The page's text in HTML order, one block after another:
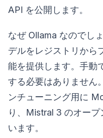
API を公開します。
なぜ Ollama なのでし
デルをレジストリから
能を提供します。手動
する必要はありません
ンチューニング用に
り、Mistral 3 のオー
います。